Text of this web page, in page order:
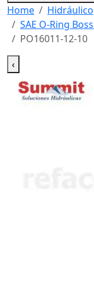
Home Hidráulico
SAE O-Ring
PO16011-12-10
‹